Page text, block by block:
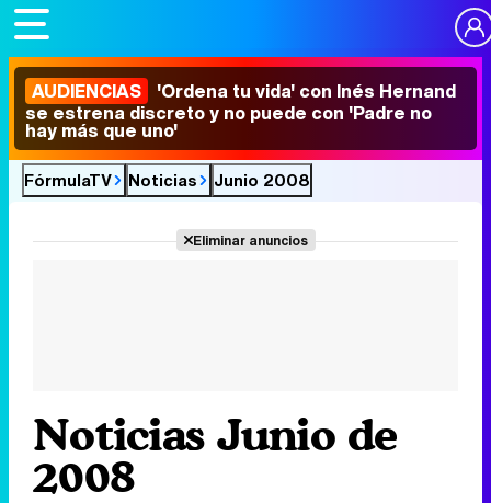
AUDIENCIAS 'Ordena tu vida' con Inés Hernand
se estrena discreto y no puede con 'Padre no
hay más que uno'
FórmulaTV Noticias Junio 2008
Eliminar anuncios
Noticias Junio de
2008